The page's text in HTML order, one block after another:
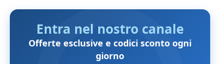
Entra nel nostro canale
Offerte esclusive e codici sconto ogni
giorno